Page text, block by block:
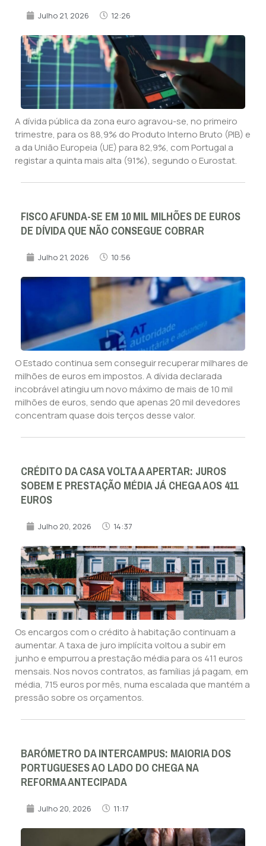
Julho 21, 2026 12:26
A dívida pública da zona euro agravou-se, no primeiro
trimestre, para os 88,9% do Produto Interno Bruto (PIB) e
a da União Europeia (UE) para 82,9%, com Portugal a
registar a quinta mais alta (91%), segundo o Eurostat.
FISCO AFUNDA-SE EM 10 MIL MILHÕES DE EUROS
DE DÍVIDA QUE NÃO CONSEGUE COBRAR
Julho 21, 2026 10:56
O Estado continua sem conseguir recuperar milhares de
milhões de euros em impostos. A dívida declarada
incobrável atingiu um novo máximo de mais de 10 mil
milhões de euros, sendo que apenas 20 mil devedores
concentram quase dois terços desse valor.
CRÉDITO DA CASA VOLTA A APERTAR: JUROS
SOBEM E PRESTAÇÃO MÉDIA JÁ CHEGA AOS 411
EUROS
Julho 20, 2026 14:37
Os encargos com o crédito à habitação continuam a
aumentar. A taxa de juro implícita voltou a subir em
junho e empurrou a prestação média para os 411 euros
mensais. Nos novos contratos, as famílias já pagam, em
média, 715 euros por mês, numa escalada que mantém a
pressão sobre os orçamentos.
BARÓMETRO DA INTERCAMPUS: MAIORIA DOS
PORTUGUESES AO LADO DO CHEGA NA
REFORMA ANTECIPADA
Julho 20, 2026 11:17